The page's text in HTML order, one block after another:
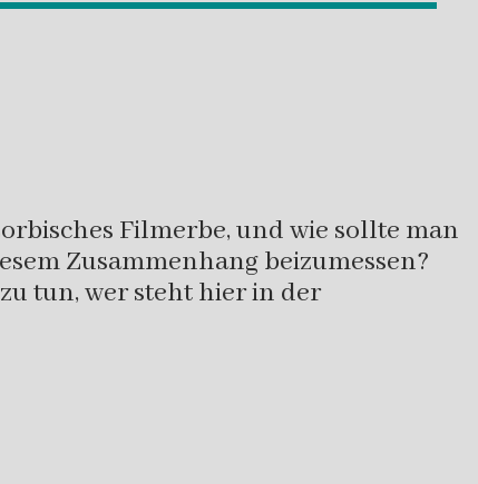
Filmerbe, und wie sollte man
Zusammenhang beizumessen?
tun, wer steht hier in der